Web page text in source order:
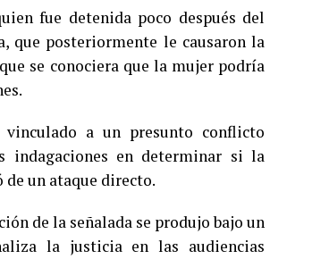
fue detenida poco después del
que posteriormente le causaron la
se conociera que la mujer podría
a un presunto conflicto
indagaciones en determinar si la
un ataque directo.
de la señalada se produjo bajo un
la justicia en las audiencias